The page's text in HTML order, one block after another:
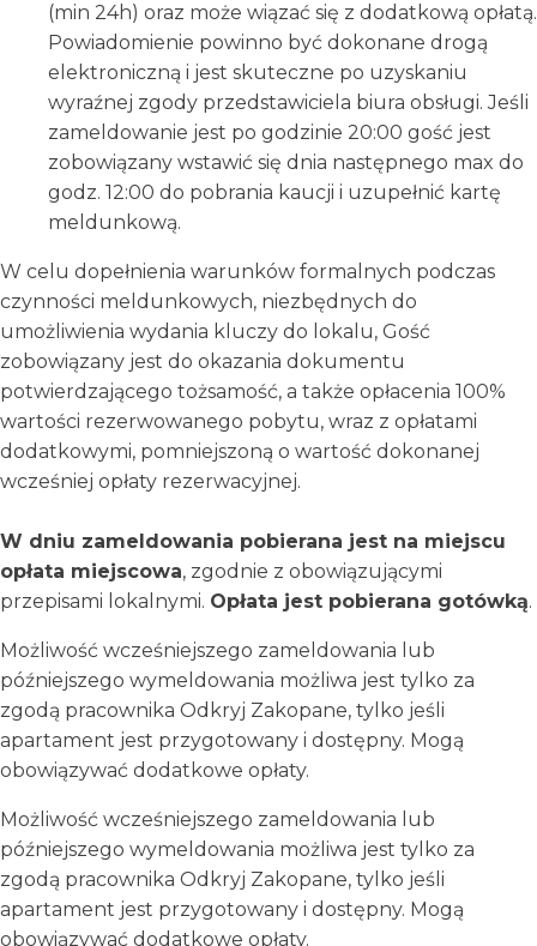
(min 24h) oraz może wiązać się z dodatkową opłatą.
Powiadomienie powinno być dokonane drogą
elektroniczną i jest skuteczne po uzyskaniu
wyraźnej zgody przedstawiciela biura obsługi. Jeśli
zameldowanie jest po godzinie 20:00 gość jest
zobowiązany wstawić się dnia następnego max do
godz. 12:00 do pobrania kaucji i uzupełnić kartę
meldunkową.
W celu dopełnienia warunków formalnych podczas
czynności meldunkowych, niezbędnych do
umożliwienia wydania kluczy do lokalu, Gość
zobowiązany jest do okazania dokumentu
potwierdzającego tożsamość, a także opłacenia 100%
wartości rezerwowanego pobytu, wraz z opłatami
dodatkowymi, pomniejszoną o wartość dokonanej
wcześniej opłaty rezerwacyjnej.
W dniu zameldowania pobierana jest na miejscu
opłata miejscowa, zgodnie z obowiązującymi
przepisami lokalnymi. Opłata jest pobierana gotówką.
Możliwość wcześniejszego zameldowania lub
późniejszego wymeldowania możliwa jest tylko za
zgodą pracownika Odkryj Zakopane, tylko jeśli
apartament jest przygotowany i dostępny. Mogą
obowiązywać dodatkowe opłaty.
Możliwość wcześniejszego zameldowania lub
późniejszego wymeldowania możliwa jest tylko za
zgodą pracownika Odkryj Zakopane, tylko jeśli
apartament jest przygotowany i dostępny. Mogą
obowiązywać dodatkowe opłaty.